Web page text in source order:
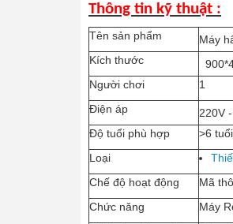
Thông tin kỹ thuật :
Tên sản phẩm
Máy
Kích thước
Người chơi
1
Điện áp
220V
Độ tuổi phù hợp
>6 tuổi
Loại
Chế độ hoạt động
Mã
Chức năng
Máy